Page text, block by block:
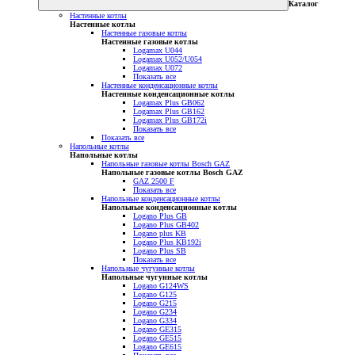
Каталог
Настенные котлы
Настенные котлы
Настенные газовые котлы
Настенные газовые котлы
Logamax U044
Logamax U052/U054
Logamax U072
Показать все
Настенные конденсационные котлы
Настенные конденсационные котлы
Logamax Plus GB062
Logamax Plus GB162
Logamax Plus GB172i
Показать все
Показать все
Напольные котлы
Напольные котлы
Напольные газовые котлы Bosch GAZ
Напольные газовые котлы Bosch GAZ
GAZ 2500 F
Показать все
Напольные конденсационные котлы
Напольные конденсационные котлы
Logano Plus GB
Logano Plus GB402
Logano plus KB
Logano Plus KB192i
Logano Plus SB
Показать все
Напольные чугунные котлы
Напольные чугунные котлы
Logano G124WS
Logano G125
Logano G215
Logano G234
Logano G334
Logano GE315
Logano GE515
Logano GE615